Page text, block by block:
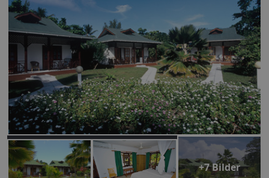
+7 Bilder